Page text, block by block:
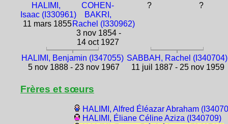
HALIMI,
Isaac (I330961)
11 mars 1855
COHEN-
BAKRI,
Rachel (I330962)
3 nov 1854 -
14 oct 1927
? ?
HALIMI, Benjamin (I347055)
5 nov 1888 - 23 nov 1967
SABBAH, Rachel (I340704)
11 juil 1887 - 25 nov 1959
Frères et sœurs
HALIMI, Alfred Éléazar Abraham
HALIMI, Éliane Céline Aziza (I340709)